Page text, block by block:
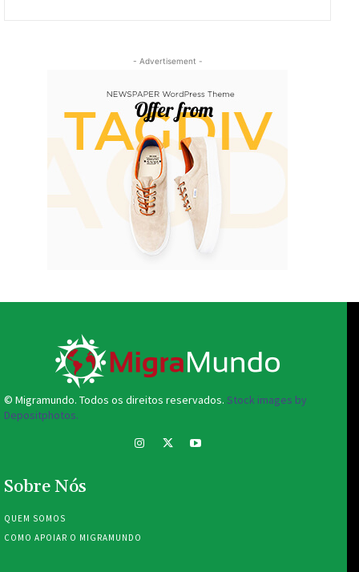
- Advertisement -
© Migramundo. Todos os direitos reservados. Stock images by
Depositphotos.
Sobre Nós
QUEM SOMOS
COMO APOIAR O MIGRAMUNDO